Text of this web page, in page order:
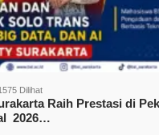
Dilihat
Raih Prestasi di
2026…